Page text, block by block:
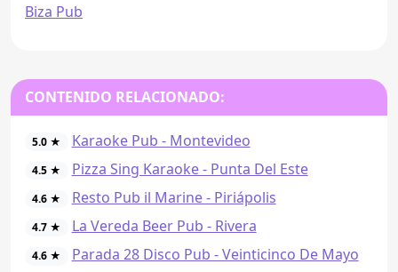
Biza Pub
CONTENIDO RELACIONADO:
5.0 ★ Karaoke Pub - Montevideo
4.5 ★ Pizza Sing Karaoke - Punta Del Este
4.6 ★ Resto Pub il Marine - Piriápolis
4.7 ★ La Vereda Beer Pub - Rivera
4.6 ★ Parada 28 Disco Pub - Veinticinco De Mayo